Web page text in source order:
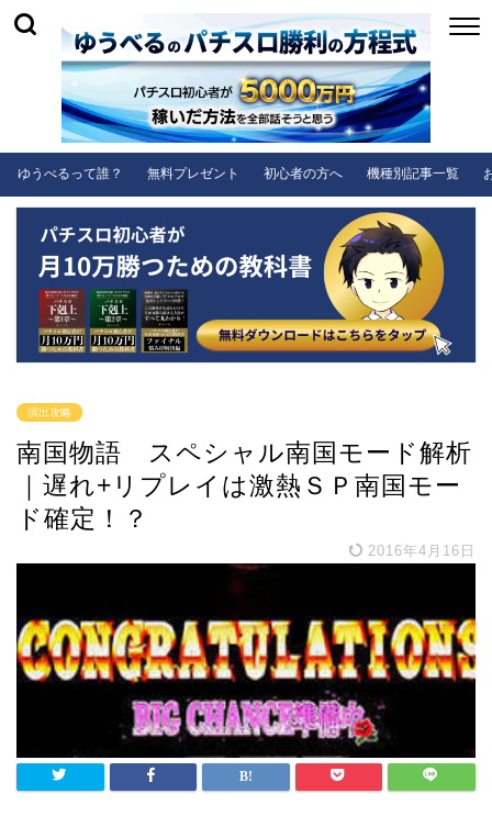
ゆうべるって誰？ 無料プレゼント 初心者の方へ 機種別記事一覧
演出攻略
南国物語 スペシャル南国モード解析
｜遅れ+リプレイは激熱ＳＰ南国モー
ド確定！？
2016年4月16日